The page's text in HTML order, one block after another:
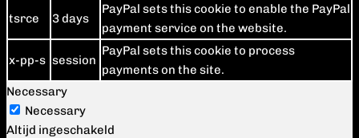
tsrce 3 days
PayPal sets this cookie to enable the PayPal
payment service on the website.
x-pp-s session
PayPal sets this cookie to process
payments on the site.
Necessary
Necessary
Altijd ingeschakeld